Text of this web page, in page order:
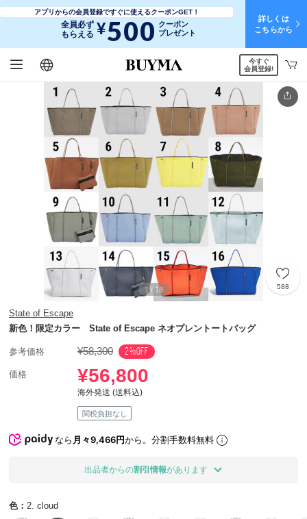
アプリからの会員登録ですぐに使えるクーポンGET！
全員必ず
もらえる ¥500 クーポン
プレゼント
詳しくは
こちらから
日本語
English
简体中文
繁體中文
今すぐ
会員登録!
1 / 18 588
State of Escape
新色！限定カラー State of Escape ネオプレントートバッグ
参考価格 ¥58,300 2%OFF
価格 ¥56,800
海外発送 (送料込)
関税負担なし
なら月々9,466円から。分割手数料無料
出品者からの割引情報があります
色： 2. cloud